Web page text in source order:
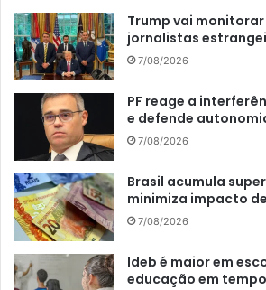
Trump vai
jornalistas
7/08/2026
PF reage a
e defende
7/08/2026
Brasil acumula
minimiza impacto
7/08/2026
Ideb é maior em
educação em